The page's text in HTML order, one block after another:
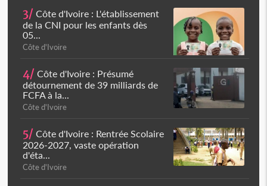
3/ Côte d'Ivoire : L'établissement
de la CNI pour les enfants dès
05...
Côte d'Ivoire
4/ Côte d'Ivoire : Présumé
détournement de 39 milliards de
FCFA à la...
Côte d'Ivoire
5/ Côte d'Ivoire : Rentrée Scolaire
2026-2027, vaste opération
d'éta...
Côte d'Ivoire